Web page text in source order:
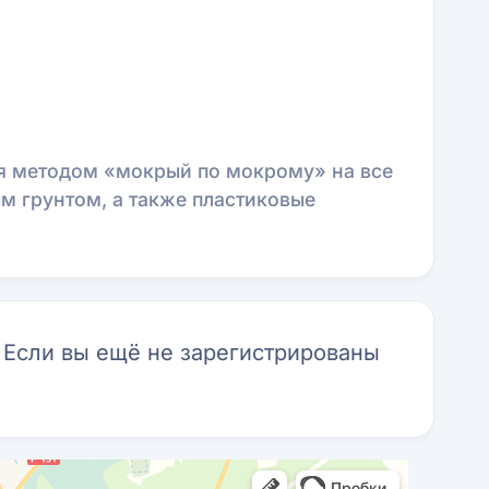
методом «мокрый по мокрому» на все
грунтом, а также пластиковые
Если вы ещё не зарегистрированы